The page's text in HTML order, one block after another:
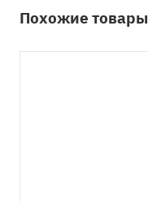
Похожие товары